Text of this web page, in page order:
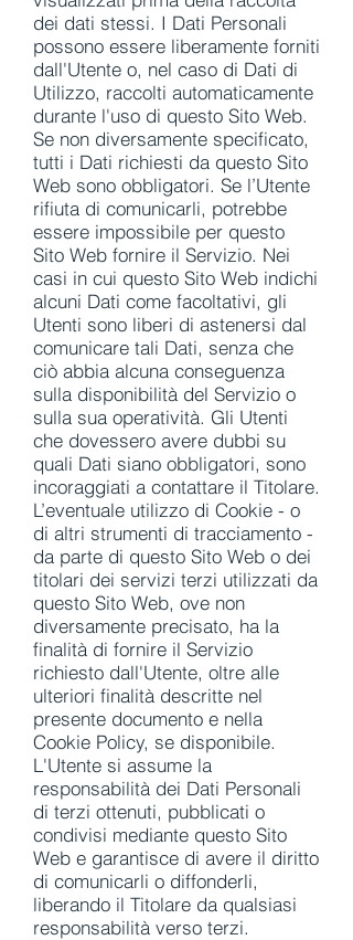
dei dati stessi. I Dati Personali
possono essere liberamente forniti
dall'Utente o, nel caso di Dati di
Utilizzo, raccolti automaticamente
durante l'uso di questo Sito Web.
Se non diversamente specificato,
tutti i Dati richiesti da questo Sito
Web sono obbligatori. Se l’Utente
rifiuta di comunicarli, potrebbe
essere impossibile per questo
Sito Web fornire il Servizio. Nei
casi in cui questo Sito Web indichi
alcuni Dati come facoltativi, gli
Utenti sono liberi di astenersi dal
comunicare tali Dati, senza che
ciò abbia alcuna conseguenza
sulla disponibilità del Servizio o
sulla sua operatività. Gli Utenti
che dovessero avere dubbi su
quali Dati siano obbligatori, sono
incoraggiati a contattare il Titolare.
L’eventuale utilizzo di Cookie - o
di altri strumenti di tracciamento -
da parte di questo Sito Web o dei
titolari dei servizi terzi utilizzati da
questo Sito Web, ove non
diversamente precisato, ha la
finalità di fornire il Servizio
richiesto dall'Utente, oltre alle
ulteriori finalità descritte nel
presente documento e nella
Cookie Policy, se disponibile.
L'Utente si assume la
responsabilità dei Dati Personali
di terzi ottenuti, pubblicati o
condivisi mediante questo Sito
Web e garantisce di avere il diritto
di comunicarli o diffonderli,
liberando il Titolare da qualsiasi
responsabilità verso terzi.